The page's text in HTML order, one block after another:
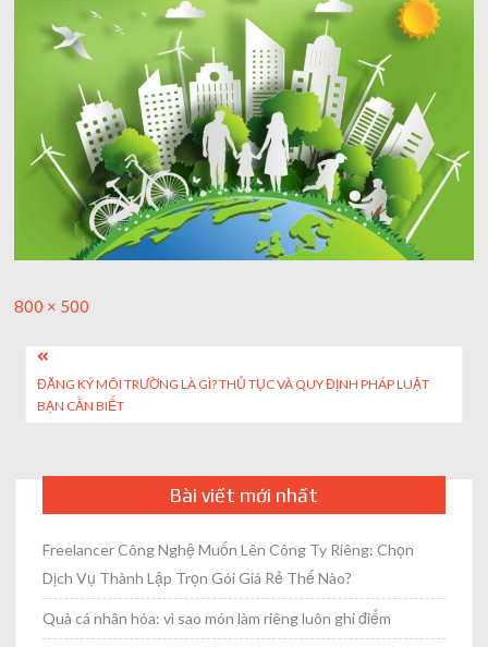
AI trong doanh nghiệp: Phân biệt RPA, workflow và AI agent
Ứng dụng AI trong doanh nghiệp để cắt giảm chi phí vận hành
Ứng dụng AI cho chăm sóc khách hàng giúp web phản hồi
24/7
AI agent cho doanh nghiệp khác chatbot truyền thống ra sao
Full
800 × 500
Post
navigation
ĐĂNG KÝ MÔI TRƯỜNG LÀ GÌ? THỦ TỤC VÀ QUY ĐỊNH PHÁP LUẬT
BẠN CẦN BIẾT
Bài viết mới nhất
Freelancer Công Nghệ Muốn Lên Công Ty Riêng: Chọn
Dịch Vụ Thành Lập Trọn Gói Giá Rẻ Thế Nào?
Quà cá nhân hóa: vì sao món làm riêng luôn ghi điểm